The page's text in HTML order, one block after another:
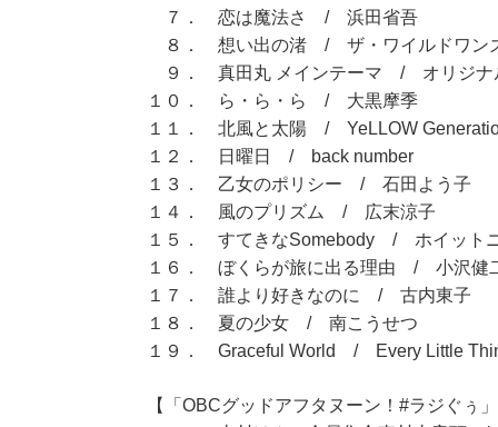
７． 恋は魔法さ / 浜田省吾
８． 想い出の渚 / ザ・ワイルドワン
９． 真田丸 メインテーマ / オリジナ
１０． ら・ら・ら / 大黒摩季
１１． 北風と太陽 / YeLLOW
１２． 日曜日 / back number
１３． 乙女のポリシー / 石田よう子
１４． 風のプリズム / 広末涼子
１５． すてきなSomebody / ホイット
１６． ぼくらが旅に出る理由 / 小沢健
１７． 誰より好きなのに / 古内東子
１８． 夏の少女 / 南こうせつ
１９． Graceful World / Every Little
【「OBCグッドアフタヌーン！#ラジぐぅ